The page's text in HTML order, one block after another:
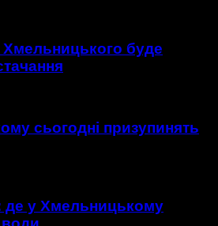
буде
сьогодні призупинять
де у Хмельницькому